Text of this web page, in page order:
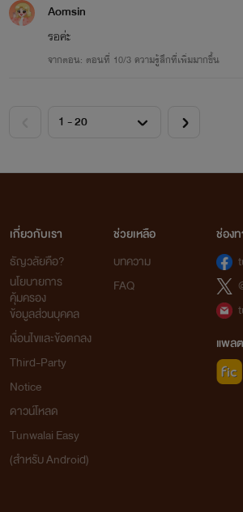
Aomsin
รอค่ะ
จากตอน: ตอนที่ 10/3 ความรู้สึกที่เพิ่มมากขึ้น
เกี่ยวกับเรา
ธัญวลัยคือ?
นโยบายการ
คุ้มครอง
ข้อมูลส่วนบุคคล
เงื่อนไขและข้อตกลง
Third-Party
Notice
ดาวน์โหลด
Tunwalai Easy
(สำหรับ Android)
ช่วยเหลือ
บทความ
FAQ
ช่อง
แพล